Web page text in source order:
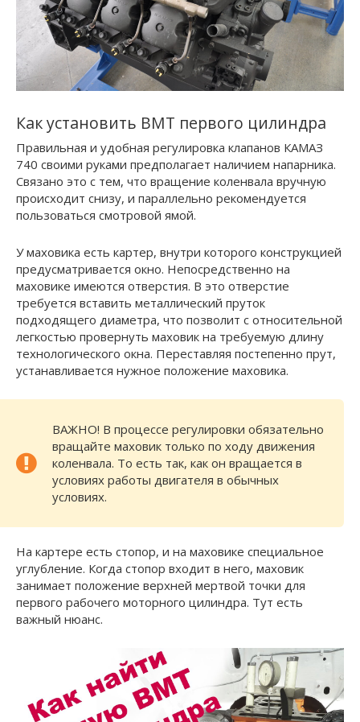
Как установить ВМТ первого цилиндра
Правильная и удобная регулировка клапанов КАМАЗ
740 своими руками предполагает наличием напарника.
Связано это с тем, что вращение коленвала вручную
происходит снизу, и параллельно рекомендуется
пользоваться смотровой ямой.
У маховика есть картер, внутри которого конструкцией
предусматривается окно. Непосредственно на
маховике имеются отверстия. В это отверстие
требуется вставить металлический пруток
подходящего диаметра, что позволит с относительной
легкостью провернуть маховик на требуемую длину
технологического окна. Переставляя постепенно прут,
устанавливается нужное положение маховика.
ВАЖНО! В процессе регулировки обязательно
вращайте маховик только по ходу движения
коленвала. То есть так, как он вращается в
условиях работы двигателя в обычных
условиях.
На картере есть стопор, и на маховике специальное
углубление. Когда стопор входит в него, маховик
занимает положение верхней мертвой точки для
первого рабочего моторного цилиндра. Тут есть
важный нюанс.